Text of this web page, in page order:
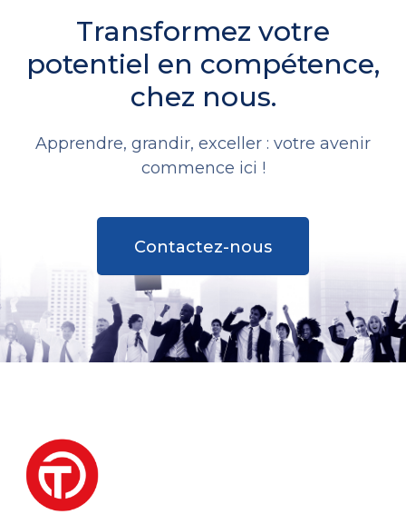
Transformez votre
potentiel en compétence,
chez nous.
Apprendre, grandir, exceller : votre avenir
commence ici !
Contactez-nous